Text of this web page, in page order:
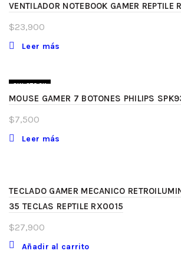
VENTILADOR NOTEBOOK GAMER
$23,900
Leer más
SIN STOCK
MOUSE GAMER 7 BOTONES PHILIPS
$7,500
Leer más
TECLADO GAMER MECANICO
35 TECLAS REPTILE RX0015
$27,900
Añadir al carrito